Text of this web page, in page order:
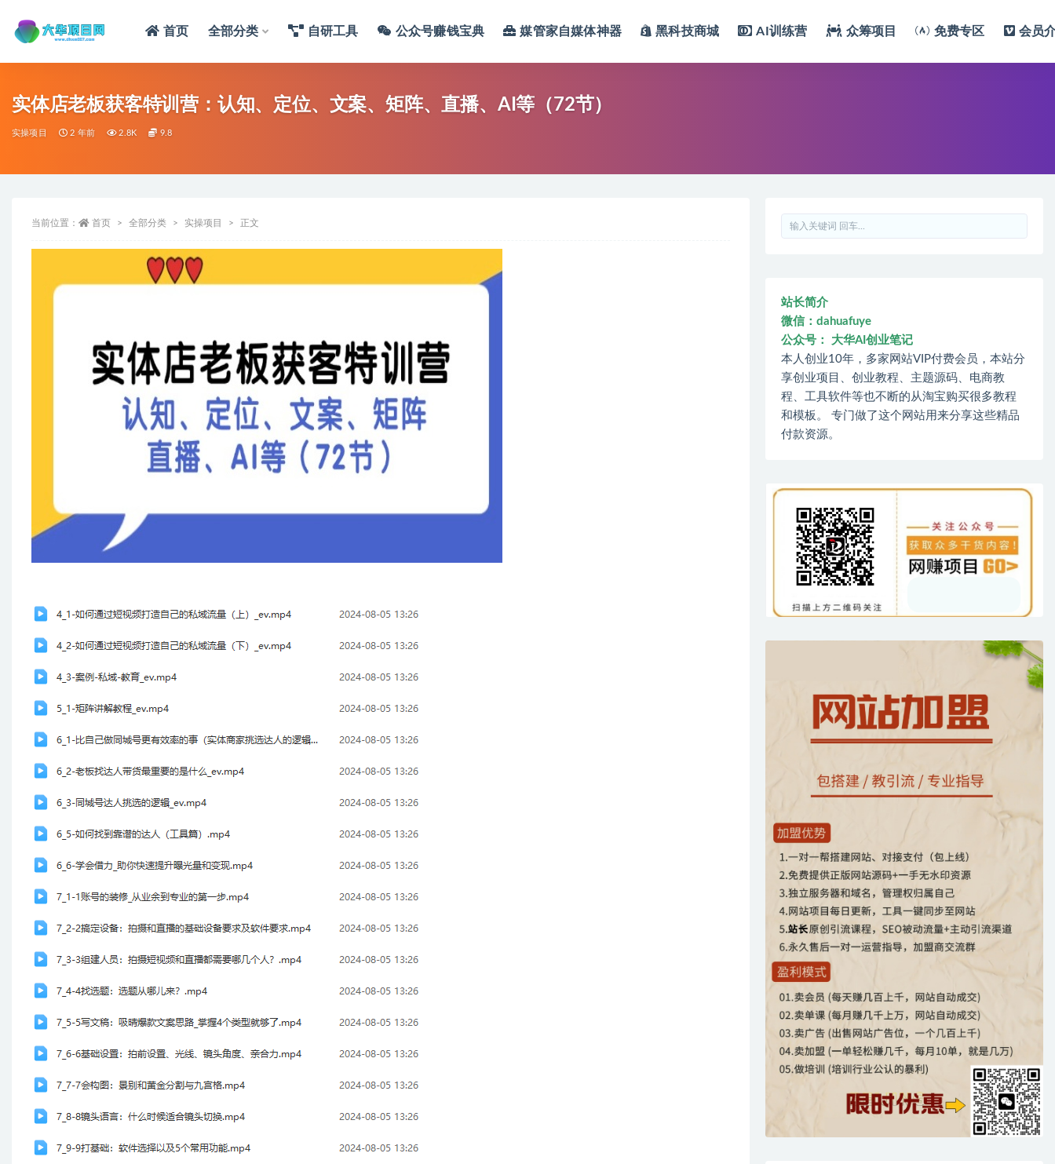
首页 全部分类 自研工具 公众号赚钱宝典 媒管家自媒体神器 黑科技商城 AI训练营 众筹项目 免费专区 会员
实体店老板获客特训营：认知、定位、文案、矩阵、直播、AI等（72节）
实操项目 2 年前 2.8K 9.8
当前位置： 首页 全部分类 实操项目 正文
站长简介
微信：dahuafuye
公众号： 大华AI创业笔记
本人创业10年，多家网站VIP付费会员，本站分
享创业项目、创业教程、主题源码、电商教
程、工具软件等也不断的从淘宝购买很多教程
和模板。 专门做了这个网站用来分享这些精品
付款资源。